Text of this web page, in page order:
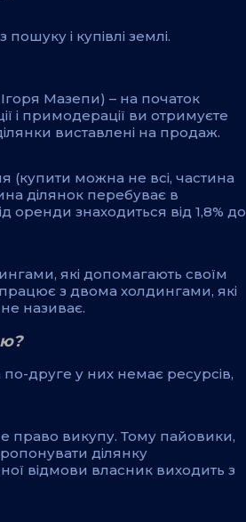
і купівлі землі.
Мазепи) – на початок
і примодерації ви отримуєте
виставлені на продаж.
(купити можна не всі, частина
ділянок перебуває в
оренди знаходиться від 1,8% до
які допомагають своїм
з двома холдингами, які
називає.
друге у них немає ресурсів,
право викупу. Тому пайовики,
ділянку
відмови власник виходить з